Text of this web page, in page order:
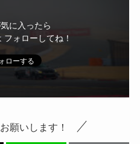
に入ったら
フォローしてね！
願いします！